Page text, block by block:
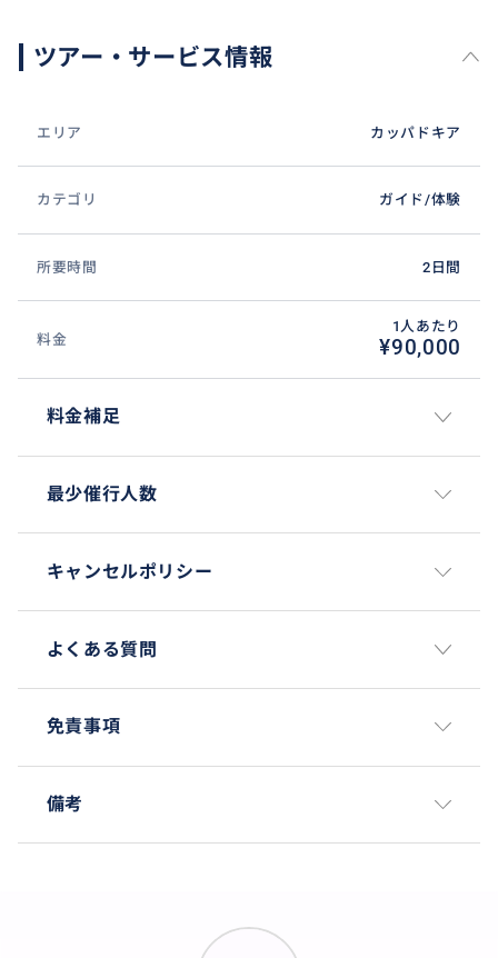
ツアー・サービス情報
エリア カッパドキア
カテゴリ ガイド/体験
所要時間 2日間
料金
1人あたり
¥90,000
料金補足
最少催行人数
キャンセルポリシー
よくある質問
免責事項
備考